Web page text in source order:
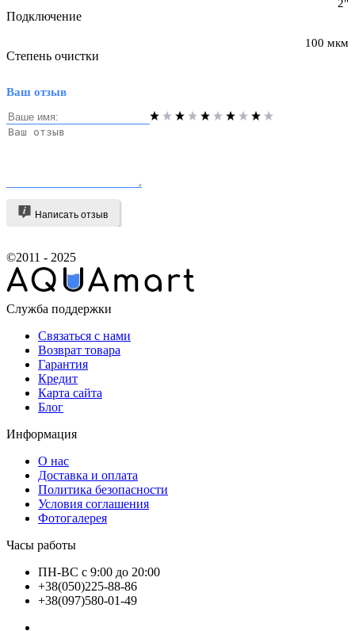
Подключение
2"
Степень очистки
100 мкм
Ваш отзыв
Написать отзыв
©2011 - 2025
Служба поддержки
Связаться с нами
Возврат товара
Гарантия
Кредит
Карта сайта
Блог
Информация
О нас
Доставка и оплата
Политика безопасности
Условия соглашения
Фотогалерея
Часы работы
ПН-ВС с 9:00 до 20:00
+38(050)225-88-86
+38(097)580-01-49